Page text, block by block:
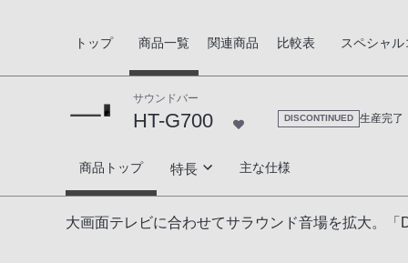
トップ 商品一覧 関連商品 比較表 スペシャ
サウンドバー
HT-G700 DISCONTINUED 生産完了
HT-G700
商品トップ 特長
高音質技術
主な仕様
大画面テレビに合わせてサラウンド音場を拡大。